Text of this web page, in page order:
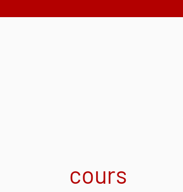
cours